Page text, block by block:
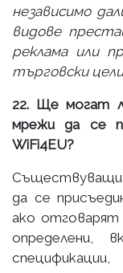
независимо
видове
реклама или
търговски цели
22. Ще могат
мрежи да се
WiFi4EU?
Съществуващи
да се
ако
определени,